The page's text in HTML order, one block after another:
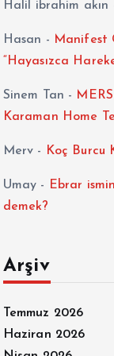
Halil ibrahim akın
Hasan - Manifest
“Hayasızca
Sinem Tan -
Karaman Home
Merv - Koç Burcu
Umay -
Ebrar
demek?
Arşiv
Temmuz 2026
Haziran 2026